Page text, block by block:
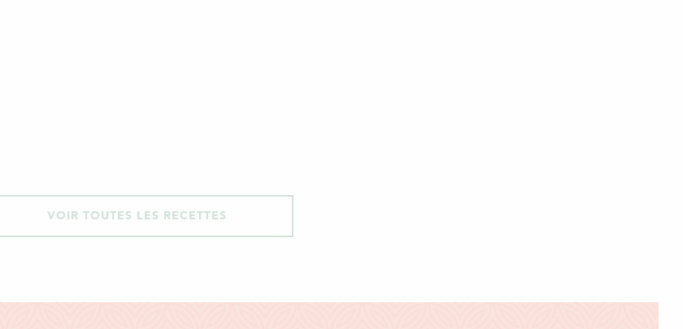
VOIR TOUTES LES RECETTES